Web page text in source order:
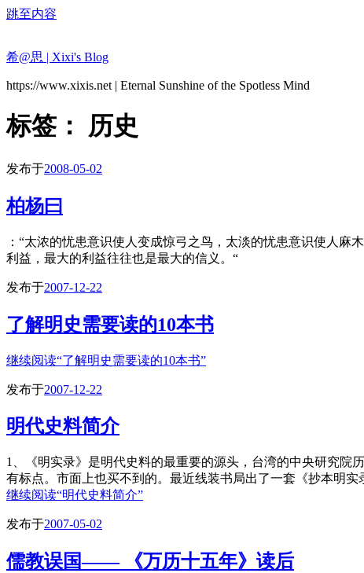
跳至内容
希@思 | Xixi's Blog
https://www.xixis.net | Eternal Sunshine of the Spotless Mind
标签： 历史
发布于2008-05-02
柏杨曰
：“太浓的忧患意识使人变成惊弓之鸟，太淡的忧患意识使人
利益，最大的利益往往也是最大的信义。“
发布于2007-12-22
了解明史需要读的10本书
继续阅读“了解明史需要读的10本书”
发布于2007-12-22
明代史料简介
1、《明实录》是明代史料的最重要的源头，台湾的中央研究院
有标点。市面上也买不到的。最近线装书局出了一套《抄本明实
继续阅读“明代史料简介”
发布于2007-05-02
儒教误国—— 《万历十五年》读后